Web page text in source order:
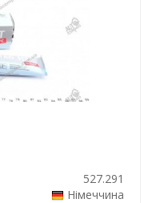
527.291
Німеччина